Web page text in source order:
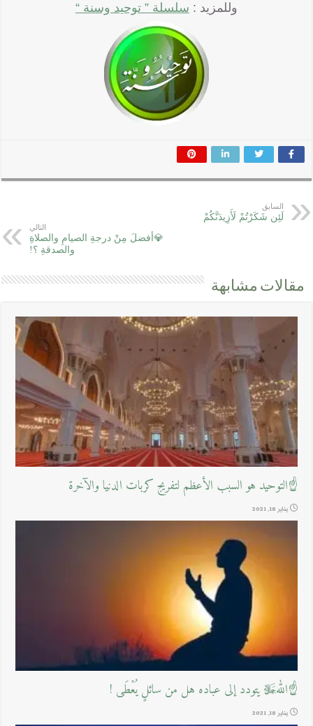
وللمزيد : سلسلة ” توحيد وسنة “
السابق
لَئِن شَكَرْتُمْ لَأَزِيدَنَّكُمْ
التالي
💎أفضلَ مِنْ درجةِ الصيامِ والصلاةِ
والصدقةِ ؟!
مقالات مشابهة
☝التوحيد هو السبب الأعظم لتفريج كربات الدنيا والآخرة
يناير 18, 2021
☝اللهﷻ يتودد إلى عباده هل من سائلٍ يُعْطَى !
يناير 18, 2021